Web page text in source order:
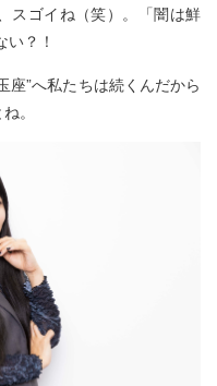
スゴイね（笑）。「闇は鮮
？！
座”へ私たちは続くんだから
。